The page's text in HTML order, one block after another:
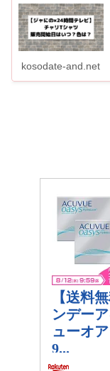
kosodate-and.net